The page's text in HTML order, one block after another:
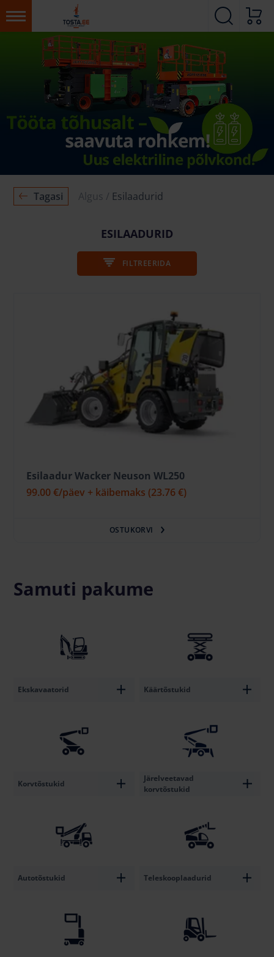
Tagasi Algus Esilaadurid
ESILAADURID
FILTREERIDA
Esilaadur Wacker Neuson WL250
99.00 €/päev + käibemaks (23.76 €)
OSTUKORVI
Samuti pakume
Ekskavaatorid Käärtõstukid
Korvtõstukid
Järelveetavad
korvtõstukid
Autotõstukid Teleskooplaadurid